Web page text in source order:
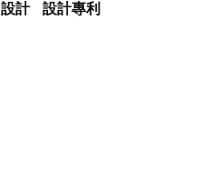
設計
設計專利